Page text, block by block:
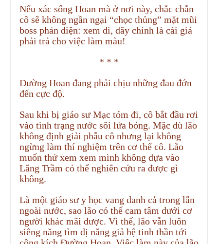
Nếu xác sống Hoan mà ở nơi này, chắc chắn
cô sẽ không ngần ngại “chọc thủng” mặt mũi
boss phản diện: xem đi, đây chính là cái giá
phải trả cho việc làm màu!
* * *
Đường Hoan đang phải chịu những đau đớn
đến cực độ.
Sau khi bị giáo sư Mạc tóm đi, cô bắt đầu rơi
vào tình trạng nước sôi lửa bỏng. Mặc dù lão
không định giải phẫu cô nhưng lại không
ngừng làm thí nghiệm trên cơ thể cô. Lão
muốn thử xem xem mình không dựa vào
Lăng Trầm có thể nghiên cứu ra được gì
không.
Là một giáo sư y học vang danh cả trong lẫn
ngoài nước, sao lão có thể cam tâm dưới cơ
người khác mãi được. Vì thế, lão vẫn luôn
siêng năng tìm dị năng giả hệ tinh thần tới